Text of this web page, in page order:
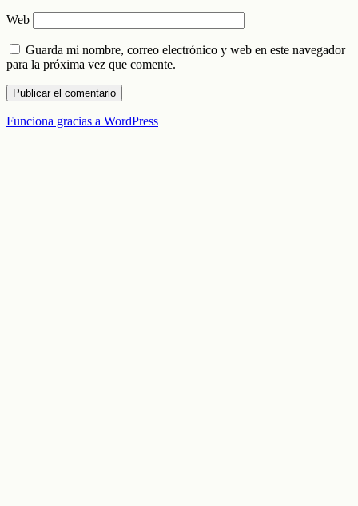
Web
Guarda mi nombre, correo electrónico y web en este navegador
para la próxima vez que comente.
Funciona gracias a WordPress